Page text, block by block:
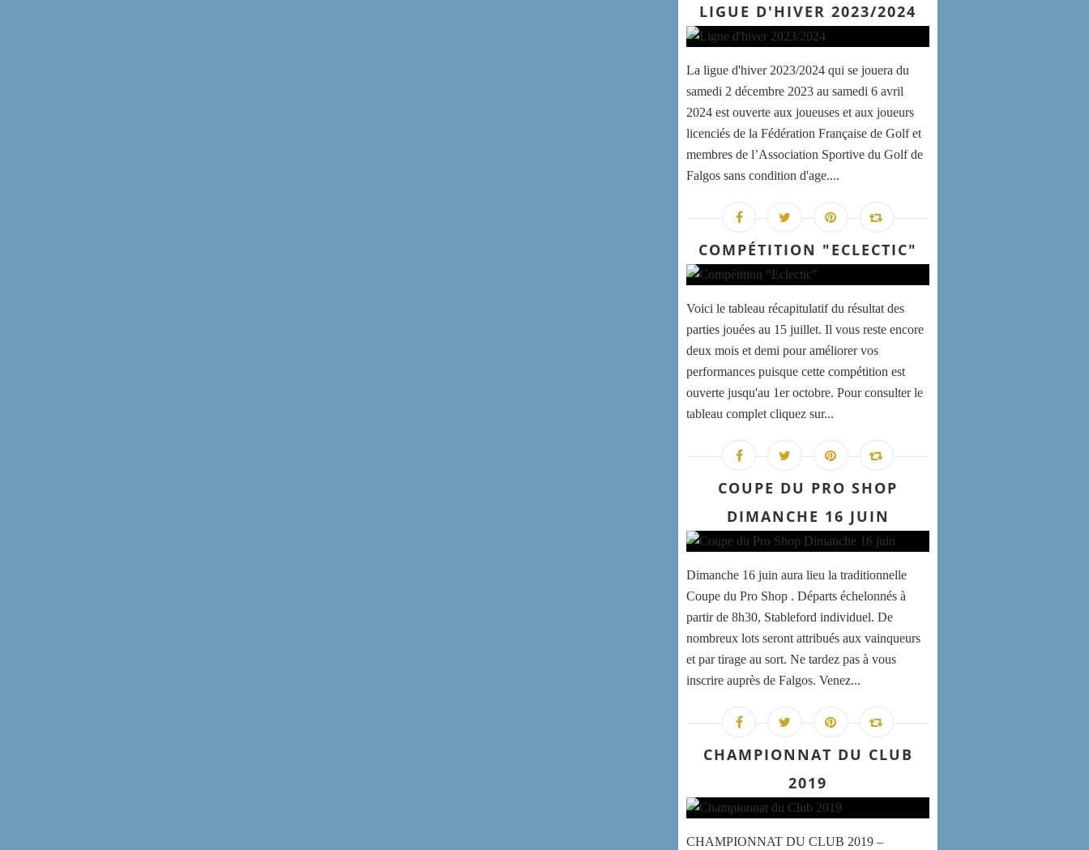
LIGUE D'HIVER 2023/2024
La ligue d'hiver 2023/2024 qui se jouera du
samedi 2 décembre 2023 au samedi 6 avril
2024 est ouverte aux joueuses et aux joueurs
licenciés de la Fédération Française de Golf et
membres de l’Association Sportive du Golf de
Falgos sans condition d'age....
COMPÉTITION "ECLECTIC"
Voici le tableau récapitulatif du résultat des
parties jouées au 15 juillet. Il vous reste encore
deux mois et demi pour améliorer vos
performances puisque cette compétition est
ouverte jusqu'au 1er octobre. Pour consulter le
tableau complet cliquez sur...
COUPE DU PRO SHOP
DIMANCHE 16 JUIN
Dimanche 16 juin aura lieu la traditionnelle
Coupe du Pro Shop . Départs échelonnés à
partir de 8h30, Stableford individuel. De
nombreux lots seront attribués aux vainqueurs
et par tirage au sort. Ne tardez pas à vous
inscrire auprès de Falgos. Venez...
CHAMPIONNAT DU CLUB
2019
CHAMPIONNAT DU CLUB 2019 –